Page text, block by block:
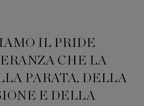
IL PRIDE
CHE LA
PARATA, DELLA
E DELLA